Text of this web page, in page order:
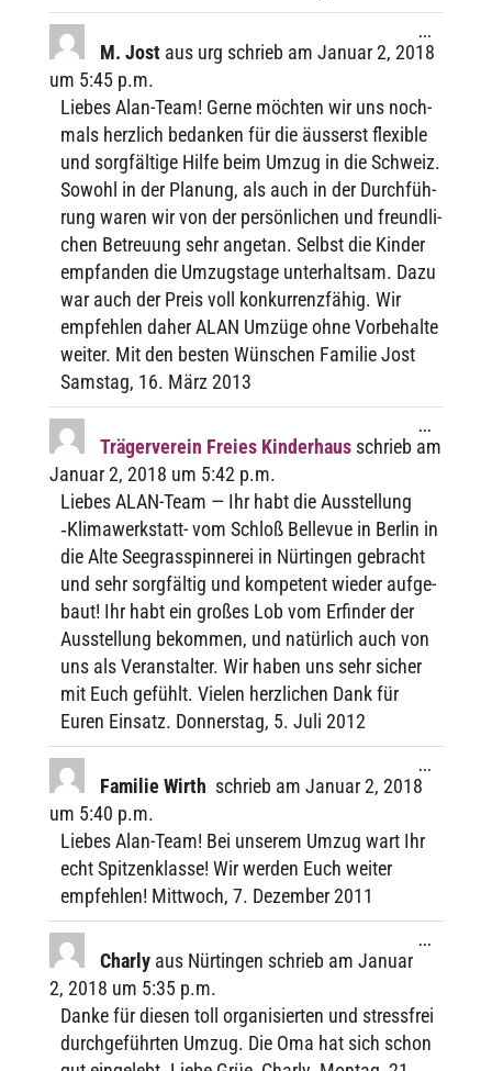
M. Jost aus urg schrieb am Januar 2, 2018
um 5:45 p.m.
Liebes Alan-Team! Gerne möch­ten wir uns noch­
mals herz­lich bedan­ken für die äusserst flexi­ble
und sorg­fäl­tige Hilfe beim Umzug in die Schweiz.
Sowohl in der Planung, als auch in der Durch­füh­
rung waren wir von der persön­li­chen und freund­li­
chen Betreu­ung sehr ange­tan. Selbst die Kinder
empfan­den die Umzugs­tage unter­halt­sam. Dazu
war auch der Preis voll konkur­renz­fä­hig. Wir
empfeh­len daher ALAN Umzüge ohne Vorbe­halte
weiter. Mit den besten Wünschen Fami­lie Jost
Sams­tag, 16. März 2013
...
Metabox
ein-/
Träger­ver­ein Freies Kinderhaus schrieb am
Januar 2, 2018 um 5:42 p.m.
Liebes ALAN-Team — Ihr habt die Ausstel­lung
‑Klima­werk­statt- vom Schloß Belle­vue in Berlin in
die Alte Seegras­spin­ne­rei in Nürtin­gen gebracht
und sehr sorg­fäl­tig und kompe­tent wieder aufge­
baut! Ihr habt ein großes Lob vom Erfin­der der
Ausstel­lung bekom­men, und natür­lich auch von
uns als Veran­stal­ter. Wir haben uns sehr sicher
mit Euch gefühlt. Vielen herz­li­chen Dank für
Euren Einsatz. Donners­tag, 5. Juli 2012
...
Metabox
ein-/
Fami­lie Wirth schrieb am Januar 2, 2018
um 5:40 p.m.
Liebes Alan-Team! Bei unse­rem Umzug wart Ihr
echt Spit­zen­klasse! Wir werden Euch weiter
empfeh­len! Mitt­woch, 7. Dezem­ber 2011
...
Charly aus Nürtingen schrieb am Januar
2, 2018 um 5:35 p.m.
Danke für diesen toll orga­ni­sier­ten und stress­frei
durch­ge­führ­ten Umzug. Die Oma hat sich schon
...